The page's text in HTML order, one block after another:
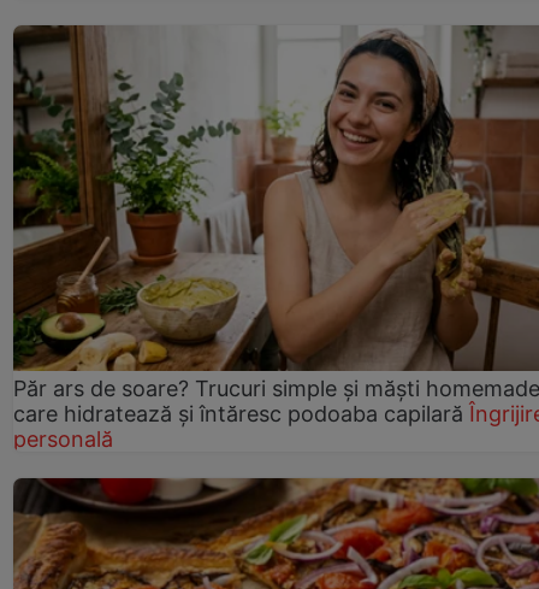
Păr ars de soare? Trucuri simple și măști homemade
care hidratează și întăresc podoaba capilară
personală